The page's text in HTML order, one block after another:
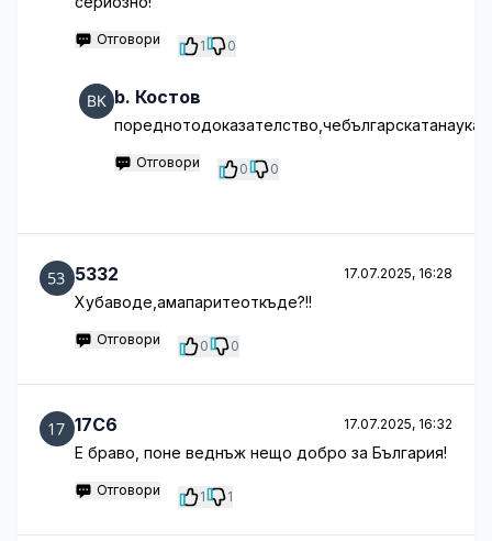
Отговори 1 0
b. Костов
Отговори 0 0
5332 17.07.2025, 16:28
Хубаводе,амапаритеоткъде?!!
Отговори 0 0
17C6 17.07.2025, 16:32
Е браво, поне веднъж нещо добро за България!
Отговори 1 1